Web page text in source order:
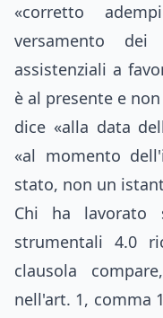
«corretto
versamento
assistenziali a
è al presente e
dice «alla data
«al momento
stato, non un
Chi ha lavorato
strumentali 4.0
clausola
nell'art. 1, comma